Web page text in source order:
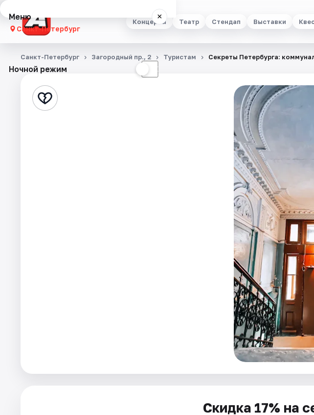
Концерты Театр Стендап Выставки
Меню ×
Санкт-Петербург
Концерты
Стендап
Ночной режим ☾
Санкт-Петербург Загородный пр., 2 Туристам Секреты Петербурга:
Скидка 17% на